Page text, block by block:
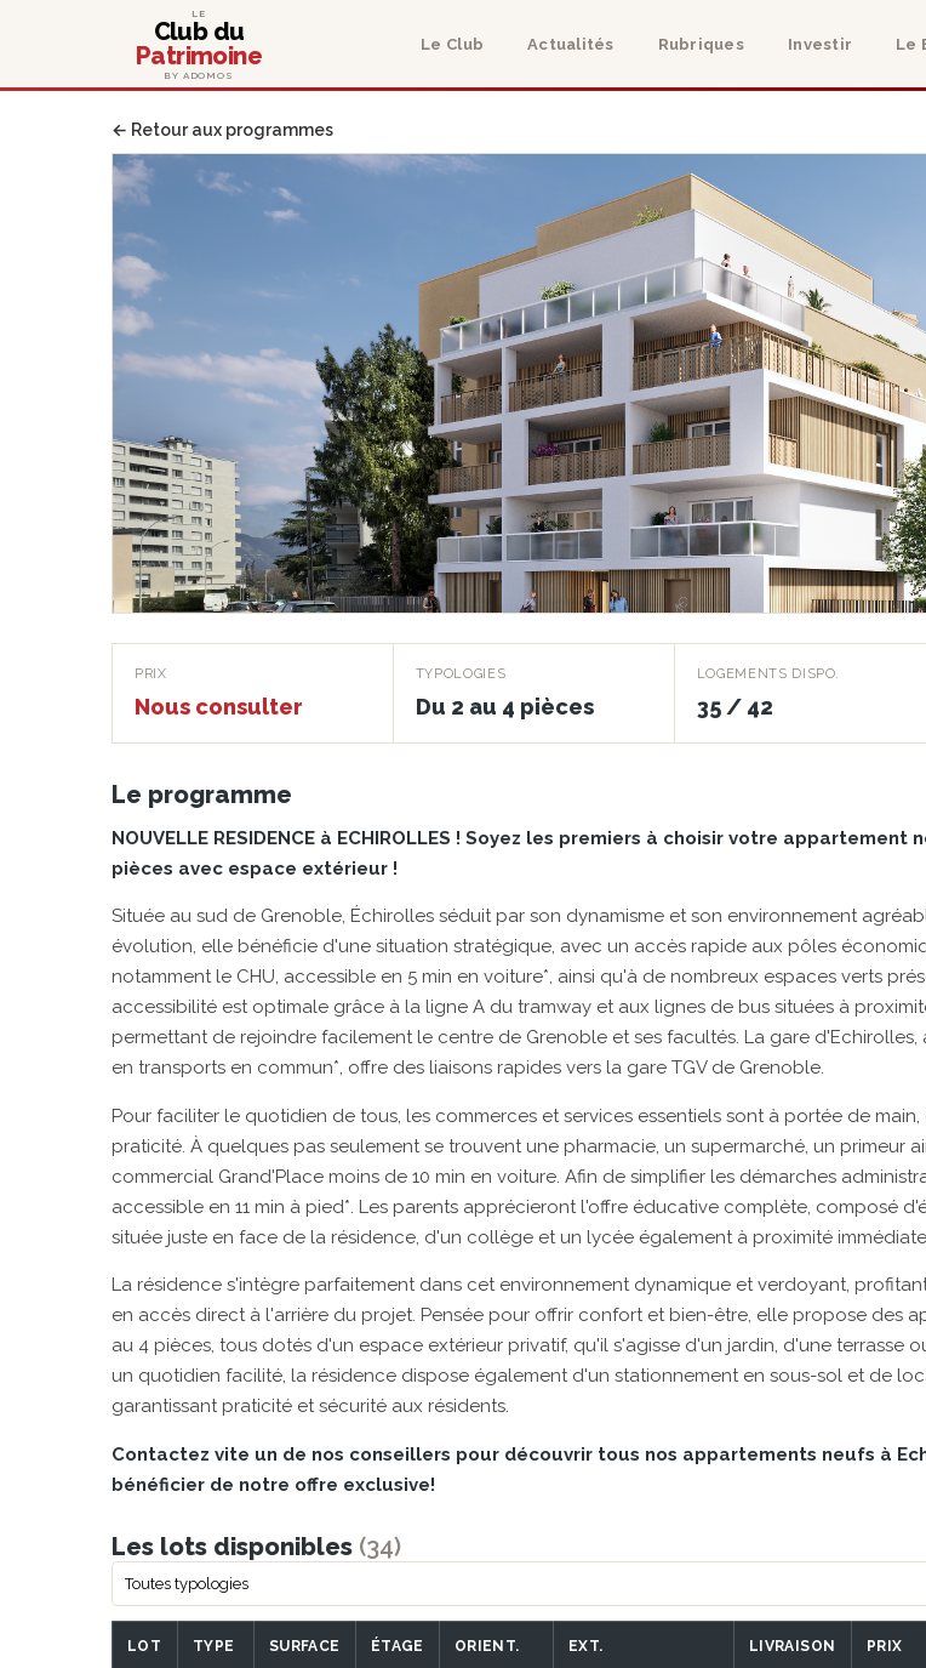
LE
Club du
Patrimoine
BY ADOMOS
Le Club Actualités Rubriques Investir Le
← Retour aux programmes
Côté Parcs
ECHIROLLES · 38130
PRIX
Nous consulter
TYPOLOGIES
Du 2 au 4 pièces
LOGEMENTS DISPO.
35 / 42
Le programme
NOUVELLE RESIDENCE à ECHIROLLES ! Soyez les premiers à choisir votre appartement
pièces avec espace extérieur !
Située au sud de Grenoble, Échirolles séduit par son dynamisme et son environnement
évolution, elle bénéficie d'une situation stratégique, avec un accès rapide aux pôles
notamment le CHU, accessible en 5 min en voiture*, ainsi qu'à de nombreux espaces verts
accessibilité est optimale grâce à la ligne A du tramway et aux lignes de bus situées à
permettant de rejoindre facilement le centre de Grenoble et ses facultés. La gare d'Echirolles,
en transports en commun*, offre des liaisons rapides vers la gare TGV de Grenoble.
Pour faciliter le quotidien de tous, les commerces et services essentiels sont à portée de
praticité. À quelques pas seulement se trouvent une pharmacie, un supermarché, un primeur
commercial Grand'Place moins de 10 min en voiture. Afin de simplifier les démarches
accessible en 11 min à pied*. Les parents apprécieront l'offre éducative complète, composé
située juste en face de la résidence, d'un collège et un lycée également à proximité
La résidence s'intègre parfaitement dans cet environnement dynamique et verdoyant,
en accès direct à l'arrière du projet. Pensée pour offrir confort et bien-être, elle propose des
au 4 pièces, tous dotés d'un espace extérieur privatif, qu'il s'agisse d'un jardin, d'une terrasse
un quotidien facilité, la résidence dispose également d'un stationnement en sous-sol et de
garantissant praticité et sécurité aux résidents.
Contactez vite un de nos conseillers pour découvrir tous nos appartements neufs à
bénéficier de notre offre exclusive!
Les lots disponibles (34)
LOT TYPE SURFACE ÉTAGE ORIENT. EXT. LIVRAISON PRIX